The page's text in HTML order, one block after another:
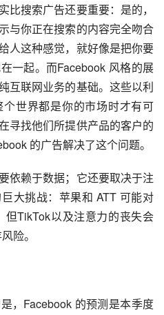
比搜索广告还要重要：是的，
与你正在搜索的内容完全吻合
人这种感觉，就好像是把你要
一起。而Facebook 风格的展
互联网业务的基础。这些以利
世界都是你的市场时才有可
寻找他们所提供产品的客户的
的广告解决了这个问题。
依赖于数据；它还要取决于注
大挑战：苹果和 ATT 可能对
但TikTok以及注意力的丧失会
险。
，Facebook 的预测是本季度